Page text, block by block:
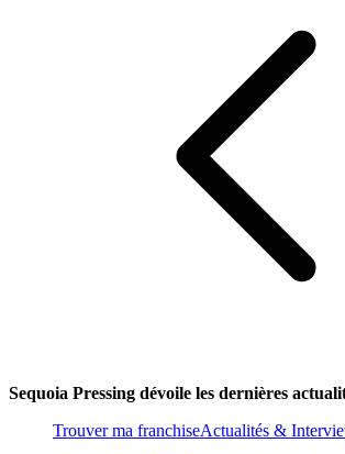
Sequoia Pressing dévoile les dernières
Trouver ma franchiseActualités &